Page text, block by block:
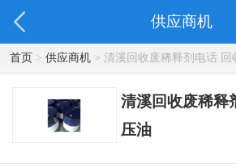
供应商机
首页> 供应商机> 清溪回收废稀释剂电话 回
清溪回收废稀释
压油